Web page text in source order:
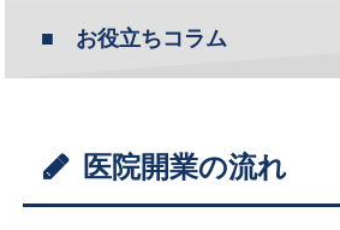
お役立ちコラム
医院開業の流れ